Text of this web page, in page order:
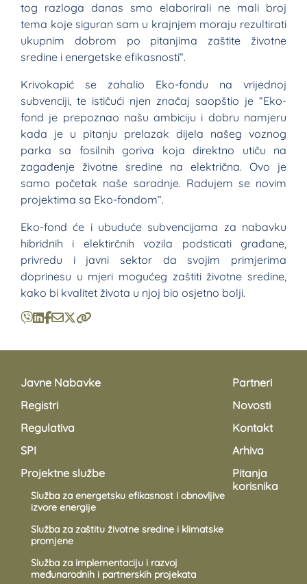
tog razloga danas smo elaborirali ne mali broj
tema koje siguran sam u krajnjem moraju rezultirati
ukupnim dobrom po pitanjima zaštite životne
sredine i energetske efikasnosti“.
Krivokapić se zahalio Eko-fondu na vrijednoj
subvenciji, te ističući njen značaj saopštio je “Eko-
fond je prepoznao našu ambiciju i dobru namjeru
kada je u pitanju prelazak dijela našeg voznog
parka sa fosilnih goriva koja direktno utiču na
zagađenje životne sredine na električna. Ovo je
samo početak naše saradnje. Radujem se novim
projektima sa Eko-fondom“.
Eko-fond će i ubuduće subvencijama za nabavku
hibridnih i elektirčnih vozila podsticati građane,
privredu i javni sektor da svojim primjerima
doprinesu u mjeri mogućeg zaštiti životne sredine,
kako bi kvalitet života u njoj bio osjetno bolji.
Javne Nabavke
Registri
Regulativa
SPI
Projektne službe
Služba za energetsku efikasnost i obnovljive
izvore energije
Služba za zaštitu životne sredine i klimatske
promjene
Služba za implementaciju i razvoj
međunarodnih i partnerskih projekata
Partneri
Novosti
Kontakt
Arhiva
Pitanja
korisnika